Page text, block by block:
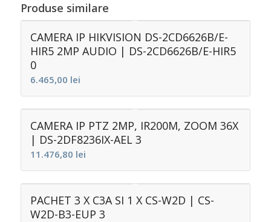
Produse similare
CAMERA IP HIKVISION DS-2CD6626B/E-
HIR5 2MP AUDIO | DS-2CD6626B/E-HIR5
0
6.465,00 lei
CAMERA IP PTZ 2MP, IR200M, ZOOM 36X
| DS-2DF8236IX-AEL 3
11.476,80 lei
PACHET 3 X C3A SI 1 X CS-W2D | CS-
W2D-B3-EUP 3